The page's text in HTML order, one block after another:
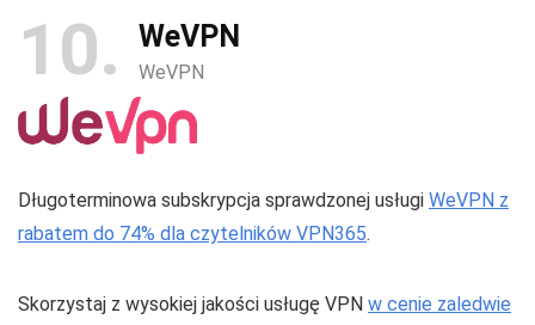
10 WeVPN
WeVPN
Długoterminowa subskrypcja sprawdzonej usługi WeVPN z
rabatem do 74% dla czytelników VPN365.
Skorzystaj z wysokiej jakości usługę VPN w cenie zaledwie